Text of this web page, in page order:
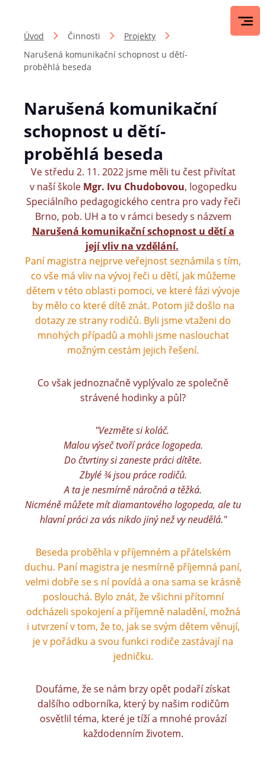
Úvod Činnosti
Projekty
Narušená komunikační schopnost u dětí-
proběhlá beseda
Narušená komunikační
schopnost u dětí-
proběhlá beseda
Ve středu 2. 11. 2022 jsme měli tu čest přivítat
v naší škole Mgr. Ivu Chudobovou, logopedku
Speciálního pedagogického centra pro vady řeči
Brno, pob. UH a to v rámci besedy s názvem
Narušená komunikační schopnost u dětí a
její vliv na vzdělání.
Paní magistra nejprve veřejnost seznámila s tím,
co vše má vliv na vývoj řeči u dětí, jak můžeme
dětem v této oblasti pomoci, ve které fázi vývoje
by mělo co které dítě znát. Potom již došlo na
dotazy ze strany rodičů. Byli jsme vtaženi do
mnohých případů a mohli jsme naslouchat
možným cestám jejich řešení.
Co však jednoznačně vyplývalo ze společně
strávené hodinky a půl?
"Vezměte si koláč.
Malou výseč tvoří práce logopeda.
Do čtvrtiny si zaneste práci dítěte.
Zbylé ¾ jsou práce rodičů.
A ta je nesmírně náročná a těžká.
Nicméně můžete mít diamantového logopeda, ale tu
hlavní práci za vás nikdo jiný než vy neudělá."
Beseda proběhla v příjemném a přátelském
duchu. Paní magistra je nesmírně příjemná paní,
velmi dobře se s ní povídá a ona sama se krásně
poslouchá. Bylo znát, že všichni přítomní
odcházeli spokojení a příjemně naladění, možná
i utvrzení v tom, že to, jak se svým dětem věnují,
je v pořádku a svou funkci rodiče zastávají na
jedničku.
Doufáme, že se nám brzy opět podaří získat
dalšího odborníka, který by našim rodičům
osvětlil téma, které je tíží a mnohé provází
každodenním životem.